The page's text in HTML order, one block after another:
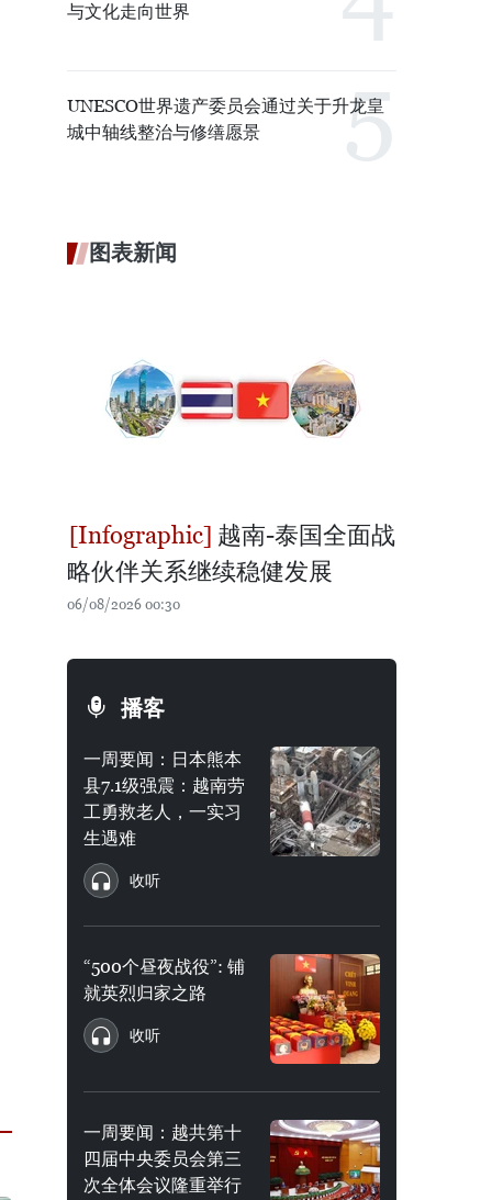
与文化走向世界
UNESCO世界遗产委员会通过关于升龙皇
城中轴线整治与修缮愿景
图表新闻
越南-泰国全面战
略伙伴关系继续稳健发展
06/08/2026 00:30
播客
一周要闻：日本熊本
县7.1级强震：越南劳
工勇救老人，一实习
生遇难
收听
“500个昼夜战役”: 铺
就英烈归家之路
收听
一周要闻：越共第十
四届中央委员会第三
次全体会议隆重举行